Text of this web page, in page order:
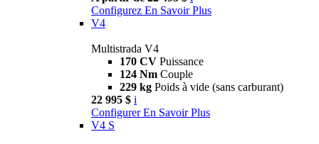
Configurez En Savoir Plus
V4
Multistrada V4
170 CV Puissance
124 Nm Couple
229 kg Poids à vide (sans carburant)
22 995 $ i
Configurer En Savoir Plus
V4 S